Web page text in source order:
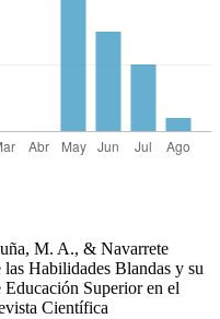
M. A., & Navarrete
Habilidades Blandas y su
Superior en el
Científica